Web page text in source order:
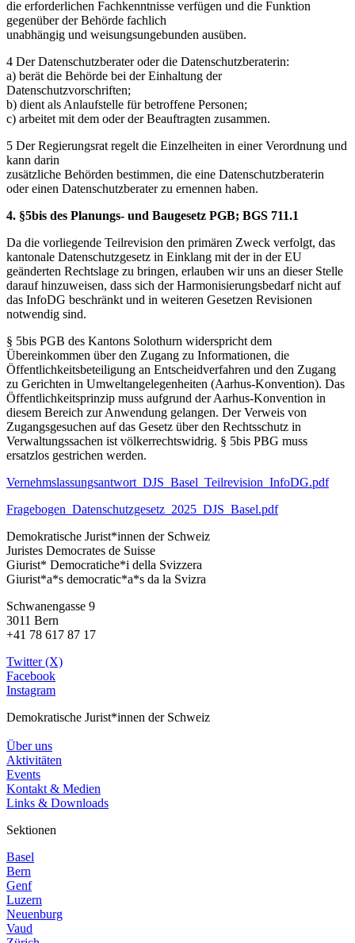
die erforderlichen Fachkenntnisse verfügen und die Funktion
gegenüber der Behörde fachlich
unabhängig und weisungsungebunden ausüben.
4 Der Datenschutzberater oder die Datenschutzberaterin:
a) berät die Behörde bei der Einhaltung der
Datenschutzvorschriften;
b) dient als Anlaufstelle für betroffene Personen;
c) arbeitet mit dem oder der Beauftragten zusammen.
5 Der Regierungsrat regelt die Einzelheiten in einer Verordnung und
kann darin
zusätzliche Behörden bestimmen, die eine Datenschutzberaterin
oder einen Datenschutzberater zu ernennen haben.
4. §5bis des Planungs- und Baugesetz PGB; BGS 711.1
Da die vorliegende Teilrevision den primären Zweck verfolgt, das
kantonale Datenschutzgesetz in Einklang mit der in der EU
geänderten Rechtslage zu bringen, erlauben wir uns an dieser Stelle
darauf hinzuweisen, dass sich der Harmonisierungsbedarf nicht auf
das InfoDG beschränkt und in weiteren Gesetzen Revisionen
notwendig sind.
§ 5bis PGB des Kantons Solothurn widerspricht dem
Übereinkommen über den Zugang zu Informationen, die
Öffentlichkeitsbeteiligung an Entscheidverfahren und den Zugang
zu Gerichten in Umweltangelegenheiten (Aarhus-Konvention). Das
Öffentlichkeitsprinzip muss aufgrund der Aarhus-Konvention in
diesem Bereich zur Anwendung gelangen. Der Verweis von
Zugangsgesuchen auf das Gesetz über den Rechtsschutz in
Verwaltungssachen ist völkerrechtswidrig. § 5bis PBG muss
ersatzlos gestrichen werden.
Vernehmslassungsantwort_DJS_Basel_Teilrevision_InfoDG.pdf
Fragebogen_Datenschutzgesetz_2025_DJS_Basel.pdf
Demokratische Jurist*innen der Schweiz
Juristes Democrates de Suisse
Giurist* Democratiche*i della Svizzera
Giurist*a*s democratic*a*s da la Svizra
Schwanengasse 9
3011 Bern
+41 78 617 87 17
Twitter (X)
Facebook
Instagram
Demokratische Jurist*innen der Schweiz
Über uns
Aktivitäten
Events
Kontakt & Medien
Links & Downloads
Sektionen
Basel
Bern
Genf
Luzern
Neuenburg
Vaud